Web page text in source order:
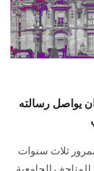
هيئة التدريس
الدراسات العليا
الزائـرون
يواصل رسالته
بمرور ثلاث سنوات